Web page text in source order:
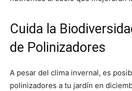
Cuida la
de Polinizadores
A pesar del clima invernal, es
polinizadores a tu jardín en